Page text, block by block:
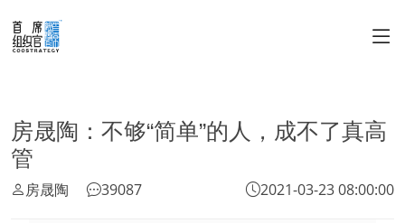
房晟陶：不够“简单”的人，成不了真高
管
房晟陶 39087 2021-03-23 08:00:00